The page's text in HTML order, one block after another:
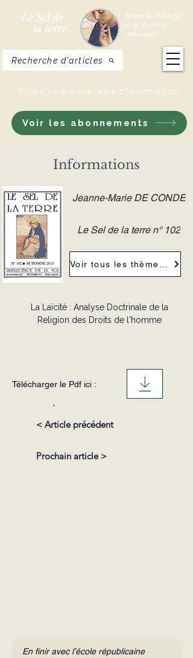
Le Sel de
la terre
Revue de théologie
et de doctrine
catholique
Voir les abonnements
S'inscrire à notre lettre d'information
Recherche d'articles
Informations
Jeanne-Marie DE CONDE
Le Sel de la terre n° 102
La Laïcité : Analyse Doctrinale de la
Religion des Droits de l'homme
Télécharger le Pdf ici :
.
< Article précédent
Prochain article >
En finir avec l’école républicaine